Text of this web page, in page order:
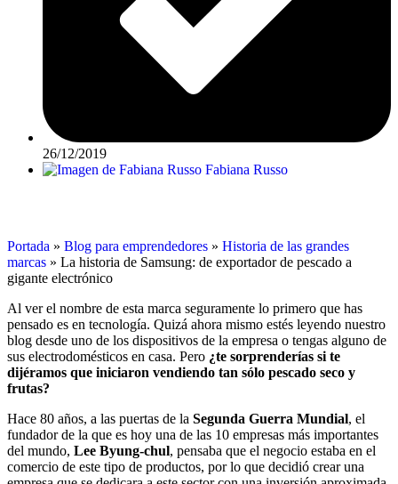
26/12/2019
Fabiana Russo
Portada » Blog para emprendedores » Historia de las grandes
marcas » La historia de Samsung: de exportador de pescado a
gigante electrónico
Al ver el nombre de esta marca seguramente lo primero que has
pensado es en tecnología. Quizá ahora mismo estés leyendo nuestro
blog desde uno de los dispositivos de la empresa o tengas alguno de
sus electrodomésticos en casa. Pero ¿te sorprenderías si te
dijéramos que iniciaron vendiendo tan sólo pescado seco y
frutas?
Hace 80 años, a las puertas de la Segunda Guerra Mundial, el
fundador de la que es hoy una de las 10 empresas más importantes
del mundo, Lee Byung-chul, pensaba que el negocio estaba en el
comercio de este tipo de productos, por lo que decidió crear una